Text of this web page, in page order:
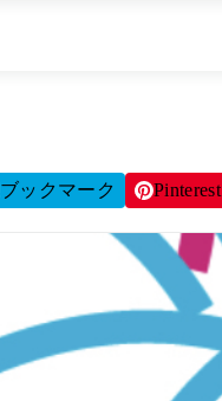
ブックマーク Pinterest